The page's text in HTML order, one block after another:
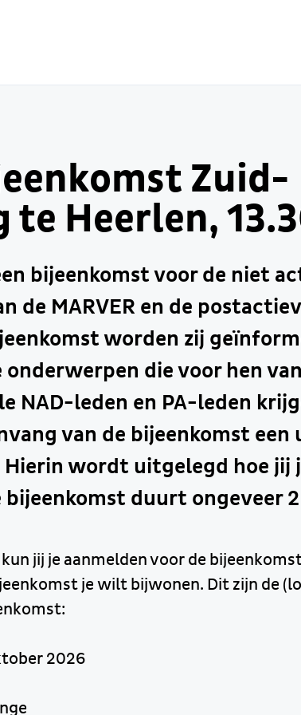
Zuid-
te Heerlen,
bijeenkomst voor de niet
de MARVER en de
worden zij
die voor hen
NAD-leden en PA-leden
van de bijeenkomst
Hierin wordt uitgelegd hoe jij
bijeenkomst duurt ongeveer
kun jij je aanmelden voor de
je wilt bijwonen. Dit zijn de
2026